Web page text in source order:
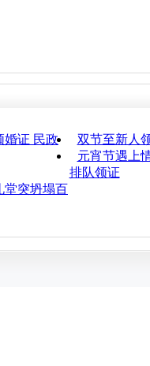
婚证 民政
双节至新人
元宵节遇上
排队领证
堂突坍塌百